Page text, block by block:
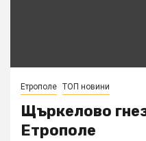
Етрополе ТОП новини
Щъркелово
Етрополе